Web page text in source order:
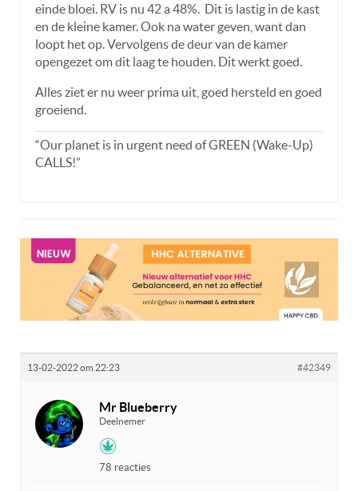
einde bloei. RV is nu 42 a 48%. Dit is lastig in de kast
en de kleine kamer. Ook na water geven, want dan
loopt het op. Vervolgens de deur van de kamer
opengezet om dit laag te houden. Dit werkt goed.
Alles ziet er nu weer prima uit, goed hersteld en goed
groeiend.
“Our planet is in urgent need of GREEN (Wake-Up)
CALLS!”
13-02-2022 om 22:23 #42349
Mr Blueberry
Deelnemer
78 reacties